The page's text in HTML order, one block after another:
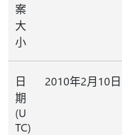
案
大
小
日
期
(U
TC)
2010年2月10日